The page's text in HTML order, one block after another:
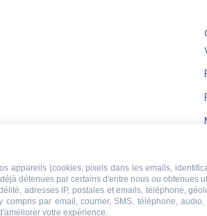
appareils (cookies, pixels dans les emails,
détenues par certains d'entre nous ou obtenues
adresses IP, postales et emails, téléphone,
par email, courrier, SMS, téléphone,
votre expérience.